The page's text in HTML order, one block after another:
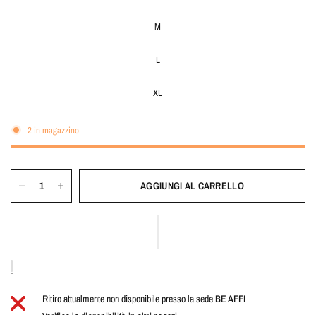
M
L
XL
2 in magazzino
AGGIUNGI AL CARRELLO
Ritiro attualmente non disponibile presso la sedeBE AFFI